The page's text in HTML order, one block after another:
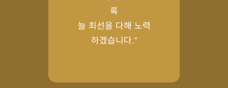
록
늘 최선을 다해 노력
하겠습니다.”